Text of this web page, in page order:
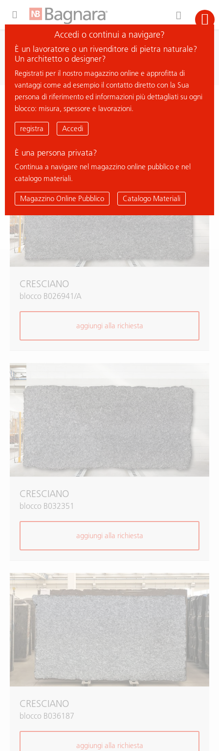
cerca materiale
< ritorna all'elenco
CRESCIANO
CRESCIANO
blocco B026941/A
aggiungi alla richiesta
CRESCIANO
blocco B032351
aggiungi alla richiesta
CRESCIANO
blocco B036187
aggiungi alla richiesta
Accedi o continui a navigare?
È un lavoratore o un rivenditore di pietra naturale?
Un architetto o designer?
Registrati per il nostro magazzino online e approfitta di
vantaggi come ad esempio il contatto diretto con la Sua
persona di riferimento ed informazioni più dettagliati su ogni
blocco: misura, spessore e lavorazioni.
registra Accedi
È una persona privata?
Continua a navigare nel magazzino online pubblico e nel
catalogo materiali.
Magazzino Online Pubblico Catalogo Materiali